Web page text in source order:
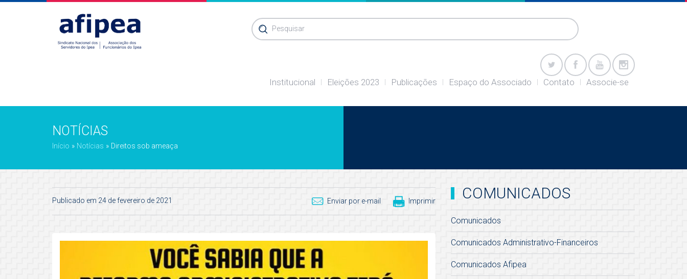
Pesquisar
Institucional Eleições 2023 Publicações Espaço do Associado Contato Associe-se
NOTÍCIAS
Início » Notícias » Direitos sob ameaça
Publicado em 24 de fevereiro de 2021 Enviar por e-mail Imprimir COMUNICADOS
Comunicados
Comunicados Administrativo-Financeiros
Comunicados Afipea